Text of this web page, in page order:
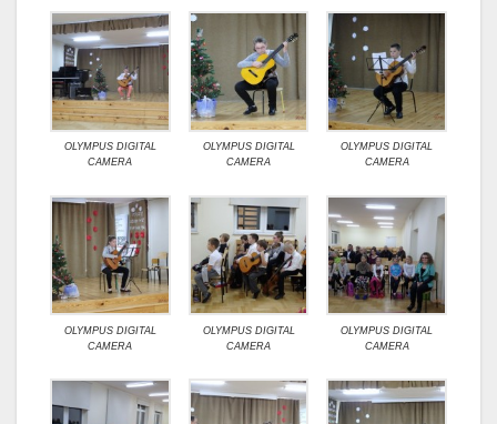
OLYMPUS DIGITAL
CAMERA
OLYMPUS DIGITAL
CAMERA
OLYMPUS DIGITAL
CAMERA
OLYMPUS DIGITAL
CAMERA
OLYMPUS DIGITAL
CAMERA
OLYMPUS DIGITAL
CAMERA